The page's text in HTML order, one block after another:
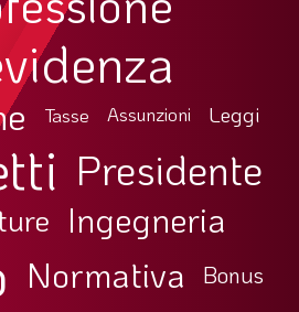
EVASIO
NUMERO expand_more
Tasse Assunzioni Leggi
Presidente
Ingegneria
Normativa Bonus